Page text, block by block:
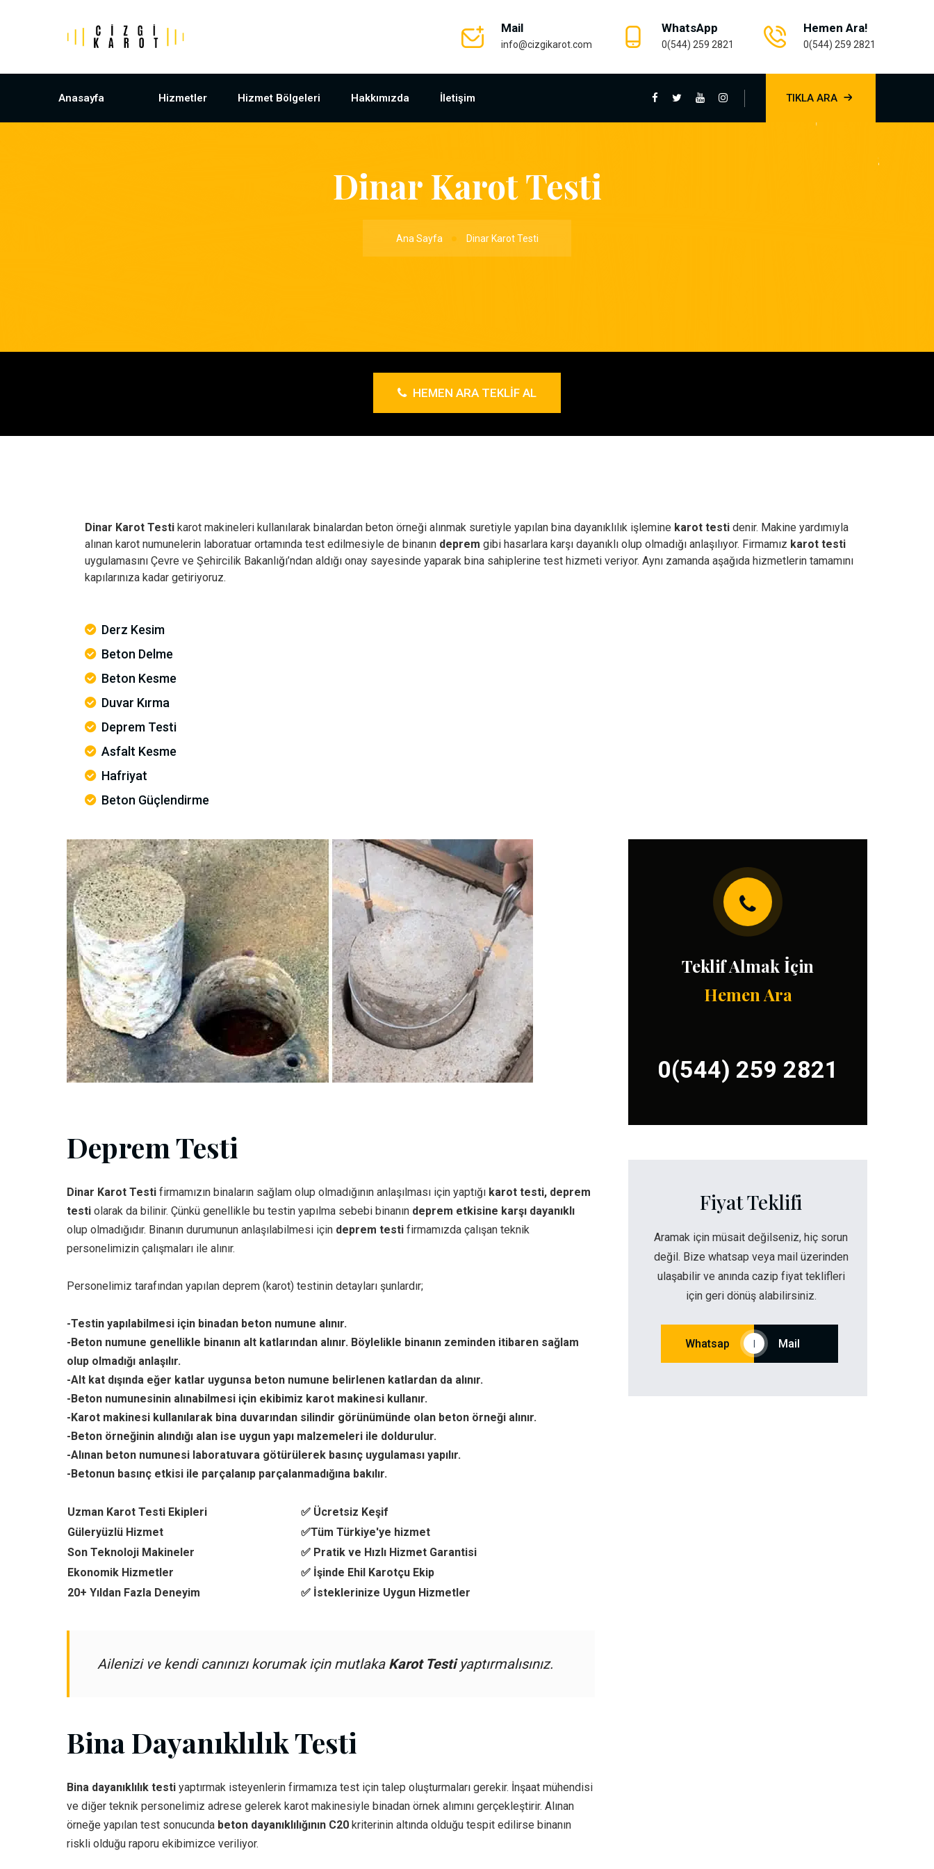
Mail
info@cizgikarot.com
WhatsApp
0(544) 259 2821
Hemen Ara!
0(544) 259 2821
Anasayfa Hizmetler Hizmet Bölgeleri Hakkımızda İletişim TIKLA ARA
Dinar Karot Testi
Ana Sayfa Dinar Karot Testi
HEMEN ARA TEKLIF AL
Dinar Karot Testi karot makineleri kullanılarak binalardan beton örneği alınmak suretiyle yapılan bina dayanıklılık işlemine karot testi denir. Makine yardımıyla
alınan karot numunelerin laboratuar ortamında test edilmesiyle de binanın deprem gibi hasarlara karşı dayanıklı olup olmadığı anlaşılıyor. Firmamız karot testi
uygulamasını Çevre ve Şehircilik Bakanlığı’ndan aldığı onay sayesinde yaparak bina sahiplerine test hizmeti veriyor. Aynı zamanda aşağıda hizmetlerin tamamını
kapılarınıza kadar getiriyoruz.
Derz Kesim
Beton Delme
Beton Kesme
Duvar Kırma
Deprem Testi
Asfalt Kesme
Hafriyat
Beton Güçlendirme
Deprem Testi
Dinar Karot Testi firmamızın binaların sağlam olup olmadığının anlaşılması için yaptığı karot testi, deprem
testi olarak da bilinir. Çünkü genellikle bu testin yapılma sebebi binanın deprem etkisine karşı dayanıklı
olup olmadığıdır. Binanın durumunun anlaşılabilmesi için deprem testi firmamızda çalışan teknik
personelimizin çalışmaları ile alınır.
Personelimiz tarafından yapılan deprem (karot) testinin detayları şunlardır;
-Testin yapılabilmesi için binadan beton numune alınır.
-Beton numune genellikle binanın alt katlarından alınır. Böylelikle binanın zeminden itibaren sağlam
olup olmadığı anlaşılır.
-Alt kat dışında eğer katlar uygunsa beton numune belirlenen katlardan da alınır.
-Beton numunesinin alınabilmesi için ekibimiz karot makinesi kullanır.
-Karot makinesi kullanılarak bina duvarından silindir görünümünde olan beton örneği alınır.
-Beton örneğinin alındığı alan ise uygun yapı malzemeleri ile doldurulur.
-Alınan beton numunesi laboratuvara götürülerek basınç uygulaması yapılır.
-Betonun basınç etkisi ile parçalanıp parçalanmadığına bakılır.
Uzman Karot Testi Ekipleri
✅ Ücretsiz Keşif
Güleryüzlü Hizmet
✅Tüm Türkiye'ye hizmet
Son Teknoloji Makineler
✅ Pratik ve Hızlı Hizmet Garantisi
Ekonomik Hizmetler
✅ İşinde Ehil Karotçu Ekip
20+ Yıldan Fazla Deneyim
✅ İsteklerinize Uygun Hizmetler
Ailenizi ve kendi canınızı korumak için mutlaka Karot Testiyaptırmalısınız.
Bina Dayanıklılık Testi
Bina dayanıklılık testi yaptırmak isteyenlerin firmamıza test için talep oluşturmaları gerekir. İnşaat mühendisi
ve diğer teknik personelimiz adrese gelerek karot makinesiyle binadan örnek alımını gerçekleştirir. Alınan
örneğe yapılan test sonucunda beton dayanıklılığının C20 kriterinin altında olduğu tespit edilirse binanın
riskli olduğu raporu ekibimizce veriliyor.
Teklif Almak İçin
Hemen Ara
0(544) 259 2821
Fiyat Teklifi
Aramak için müsait değilseniz, hiç sorun
değil. Bize whatsap veya mail üzerinden
ulaşabilir ve anında cazip fiyat teklifleri
için geri dönüş alabilirsiniz.
Whatsap Mail